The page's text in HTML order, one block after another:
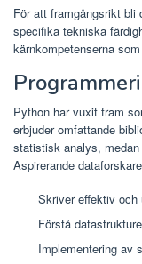
För att framgångsrikt bli
specifika tekniska
kärnkompetenserna
Python har vuxit fram
erbjuder omfattande
statistisk analys,
Aspirerande
Skriver effektiv och
Förstå
Implementering av